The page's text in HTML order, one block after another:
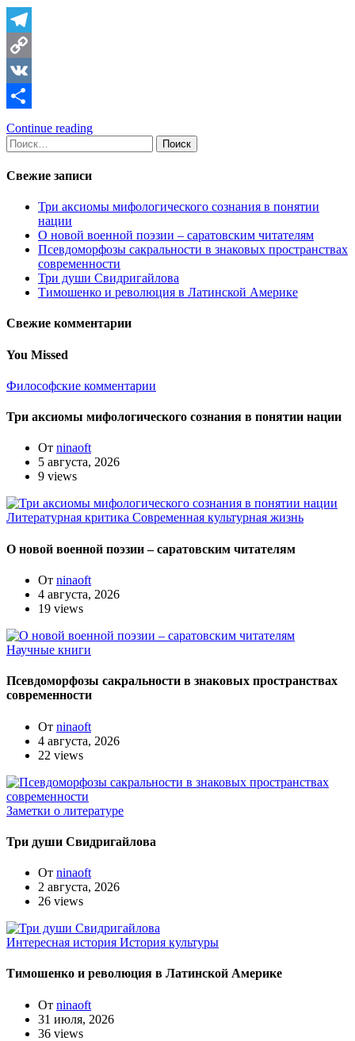
Telegram
Copy
Link
VK
Отправить
Continue reading
Найти:
Свежие записи
Три аксиомы мифологического сознания в понятии
нации
О новой военной поэзии – саратовским читателям
Псевдоморфозы сакральности в знаковых пространствах
современности
Три души Свидригайлова
Тимошенко и революция в Латинской Америке
Свежие комментарии
You Missed
Философские комментарии
Три аксиомы мифологического сознания в понятии нации
От ninaoft
5 августа, 2026
9 views
Литературная критика Современная культурная жизнь
О новой военной поэзии – саратовским читателям
От ninaoft
4 августа, 2026
19 views
Научные книги
Псевдоморфозы сакральности в знаковых пространствах
современности
От ninaoft
4 августа, 2026
22 views
Заметки о литературе
Три души Свидригайлова
От ninaoft
2 августа, 2026
26 views
Интересная история История культуры
Тимошенко и революция в Латинской Америке
От ninaoft
31 июля, 2026
36 views